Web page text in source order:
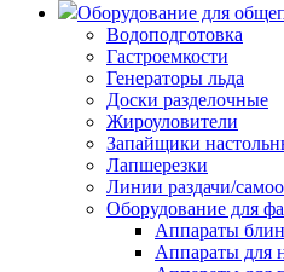
Оборудование для
Водоподготовка
Гастроемкости
Генераторы льда
Доски разделочные
Жироуловители
Запайщики
Лапшерезки
Линии раздачи/
Оборудование для
Аппараты
Аппараты для